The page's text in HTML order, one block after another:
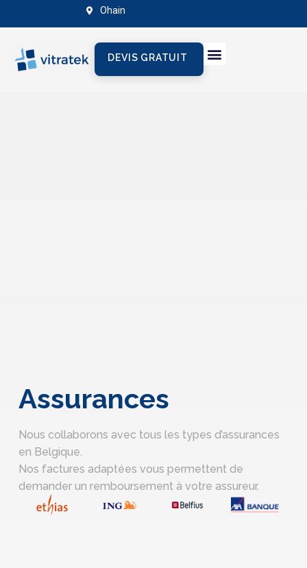
Ohain
DEVIS GRATUIT
Assurances
Nous collaborons avec tous les types d’assurances
en Belgique.
Nos factures adaptées vous permettent de
demander un remboursement à votre assureur.